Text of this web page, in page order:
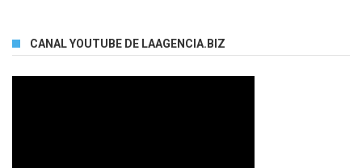
CANAL YOUTUBE DE LAAGENCIA.BIZ